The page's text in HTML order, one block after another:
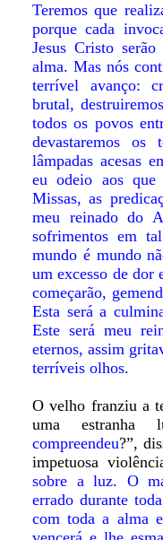
Teremos que
porque cada
Jesus Cristo
alma. Mas nós
terrível avanço:
brutal,
todos os povos
devastaremos os
lâmpadas acesas
eu odeio aos que
Missas, as
meu reinado do
sofrimentos em
mundo é mundo
um excesso de dor
começarão,
Esta será a
Este será meu
eternos, assim
terríveis olhos.
O velho franziu a
uma estranha
compreendeu?”,
impetuosa
sobre a luz. O
errado durante
com toda a alma